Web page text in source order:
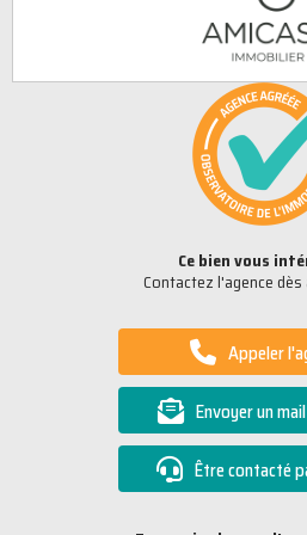
Ce bien vous
Contactez l'agence dès
Appeler
Envoyer un
Être contacté